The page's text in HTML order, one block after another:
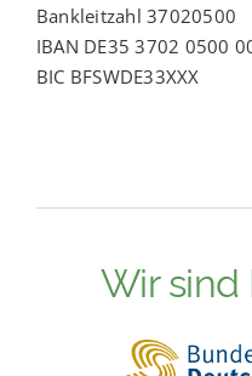
Bankleitzahl 37020500
IBAN DE35 3702 0500
BIC BFSWDE33XXX
Wir